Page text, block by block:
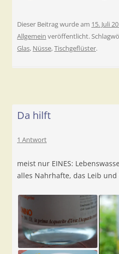
Dieser Beitrag wurde am 15. Juli
Allgemein veröffentlicht.
Glas, Nüsse,Tischgeflüster.
Da hilft
1 Antwort
meist nur EINES:
alles Nahrhafte, das Leib